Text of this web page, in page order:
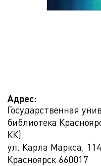
Адрес:
Государственная
библиотека
КК)
ул. Карла Маркса,
Красноярск 660017